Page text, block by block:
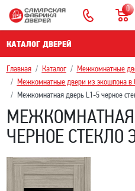
0
КАТАЛОГ ДВЕРЕЙ
Главная Каталог
Межкомнатные
Межкомнатные двери из экошпона в
Межкомнатная дверь L1-5 черное
МЕЖКОМНАТНАЯ
ЧЕРНОЕ СТЕКЛО